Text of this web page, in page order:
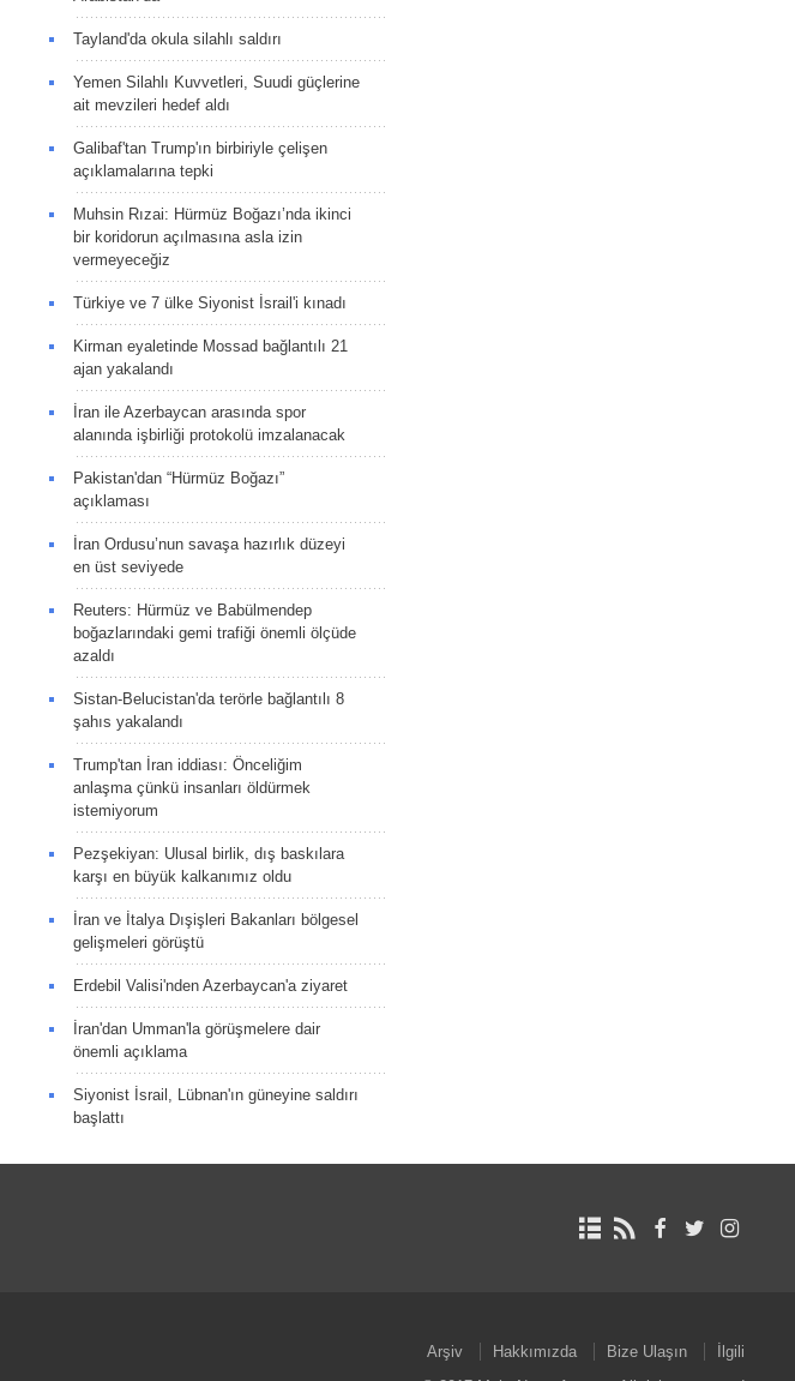
Tayland'da okula silahlı saldırı
Yemen Silahlı Kuvvetleri, Suudi güçlerine
ait mevzileri hedef aldı
Galibaf'tan Trump'ın birbiriyle çelişen
açıklamalarına tepki
Muhsin Rızai: Hürmüz Boğazı’nda ikinci
bir koridorun açılmasına asla izin
vermeyeceğiz
Türkiye ve 7 ülke Siyonist İsrail'i kınadı
Kirman eyaletinde Mossad bağlantılı 21
ajan yakalandı
İran ile Azerbaycan arasında spor
alanında işbirliği protokolü imzalanacak
Pakistan'dan “Hürmüz Boğazı”
açıklaması
İran Ordusu’nun savaşa hazırlık düzeyi
en üst seviyede
Reuters: Hürmüz ve Babülmendep
boğazlarındaki gemi trafiği önemli ölçüde
azaldı
Sistan-Belucistan'da terörle bağlantılı 8
şahıs yakalandı
Trump'tan İran iddiası: Önceliğim
anlaşma çünkü insanları öldürmek
istemiyorum
Pezşekiyan: Ulusal birlik, dış baskılara
karşı en büyük kalkanımız oldu
İran ve İtalya Dışişleri Bakanları bölgesel
gelişmeleri görüştü
Erdebil Valisi'nden Azerbaycan'a ziyaret
İran'dan Umman'la görüşmelere dair
önemli açıklama
Siyonist İsrail, Lübnan'ın güneyine saldırı
başlattı
Arşiv Hakkımızda Bize Ulaşın
İlgili